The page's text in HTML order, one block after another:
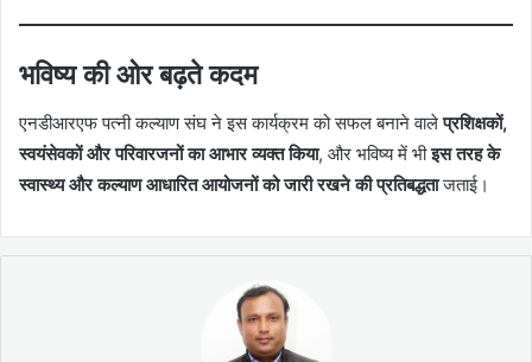
भविष्य की ओर बढ़ते कदम
एनडीआरएफ पत्नी कल्याण संघ ने इस कार्यक्रम को सफल बनाने वालेप्रशिक्षकों,
स्वयंसेवकों और परिवारजनों का आभार व्यक्त किया, और भविष्य में भीइस तरह के
स्वास्थ्य और कल्याण आधारित आयोजनों को जारी रखने की प्रतिबद्धताजताई।